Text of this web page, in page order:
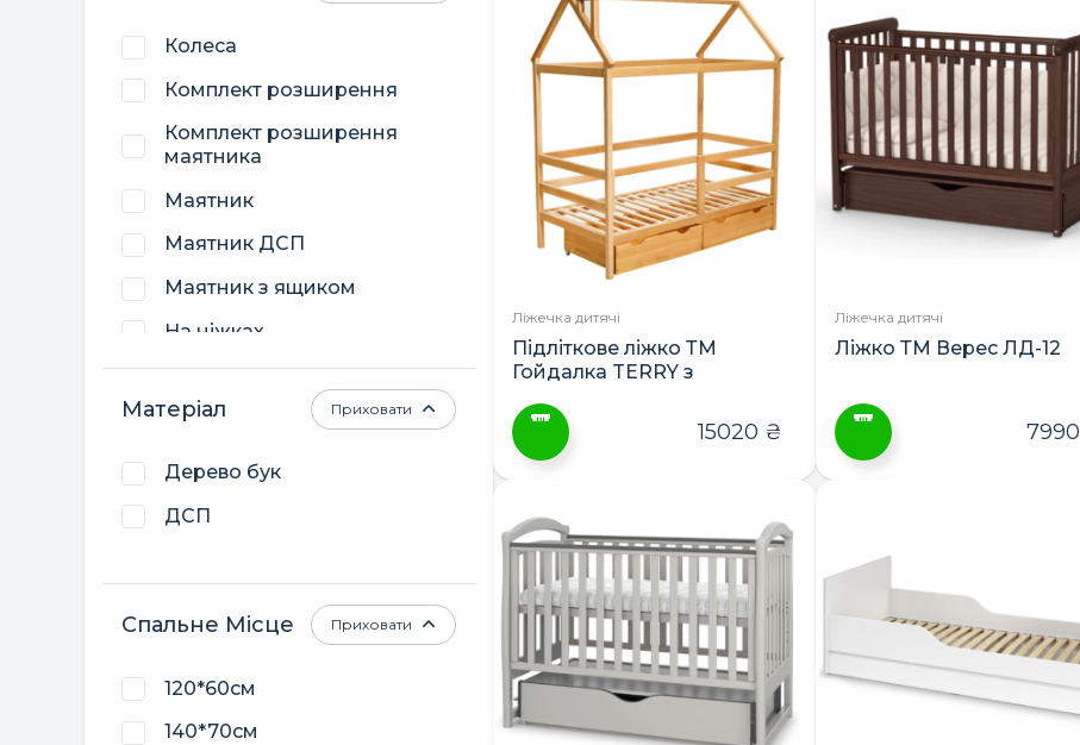
ПОШУК ТОВАРІВ:
Колеса
Комплект розширення
Комплект розширення
маятника
Маятник
Маятник ДСП
Маятник з ящиком
На ніжках
Система кріплення
Функція люльки
Ящик
Матеріал
Дерево бук
ДСП
Приховати
Спальне Місце
120*60см
140*70см
Приховати
має
кілька
варіантів.
Параметри
можна
вибрати
на
сторінці
Ліжечка дитячі
Підліткове ліжко ТМ
Гойдалка TERRY з
190х80
має
кілька
варіантів.
Параметри
можна
вибрати
на
сторінці
15020 ₴
Ліжечка дитячі
Ліжко ТМ Верес ЛД-12
кілька
варіантів.
Параметри
вибрати
7990